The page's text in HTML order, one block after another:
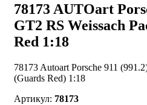
78173 AUTOart
GT2 RS Weissach
Red 1:18
78173 Autoart Porsche 911
(Guards Red) 1:18
Артикул: 78173